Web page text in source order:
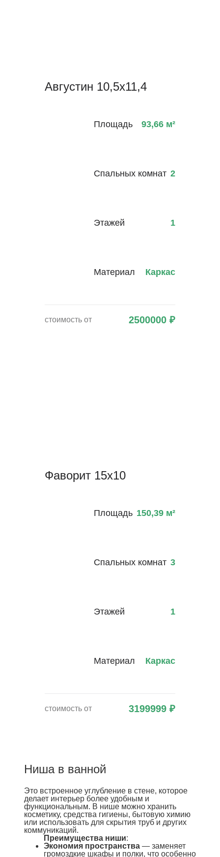
Августин 10,5х11,4
Площадь 93,66 м²
Спальных комнат 2
Этажей 1
Материал Каркас
стоимость от 2500000 ₽
Фаворит 15х10
Площадь 150,39 м²
Спальных комнат 3
Этажей 1
Материал Каркас
стоимость от 3199999 ₽
Ниша в ванной
Это встроенное углубление в стене, которое
делает интерьер более удобным и
функциональным. В нише можно хранить
косметику, средства гигиены, бытовую химию
или использовать для скрытия труб и других
коммуникаций.
Преимущества ниши:
Экономия пространства — заменяет
громоздкие шкафы и полки, что особенно